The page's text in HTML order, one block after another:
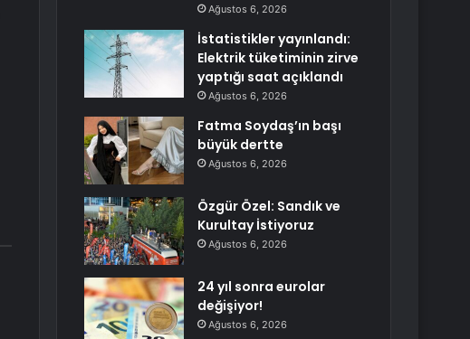
Ağustos 6, 2026
İstatistikler yayınlandı:
Elektrik tüketiminin zirve
yaptığı saat açıklandı
Ağustos 6, 2026
Fatma Soydaş’ın başı
büyük dertte
Ağustos 6, 2026
Özgür Özel: Sandık ve
Kurultay İstiyoruz
Ağustos 6, 2026
24 yıl sonra eurolar
değişiyor!
Ağustos 6, 2026